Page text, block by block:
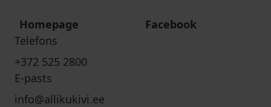
Homepage
Facebook
Telefons
+372 525 2800
E-pasts
info@allikukivi.ee